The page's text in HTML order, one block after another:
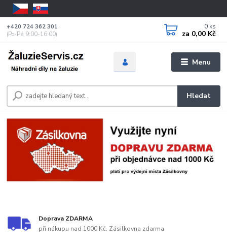
Menu
Hledat
+420 724 362 301
(Po-Pá 9:00-16:00)
0 ks
za 0,00 Kč
Doprava ZDARMA
při nákupu nad 1000 Kč, Zásilkovna zdarma